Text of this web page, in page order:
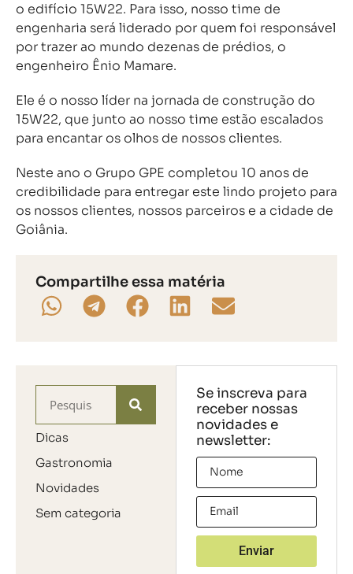
o edifício 15W22. Para isso, nosso time de
engenharia será liderado por quem foi responsável
por trazer ao mundo dezenas de prédios, o
engenheiro Ênio Mamare.
Ele é o nosso líder na jornada de construção do
15W22, que junto ao nosso time estão escalados
para encantar os olhos de nossos clientes.
Neste ano o Grupo GPE completou 10 anos de
credibilidade para entregar este lindo projeto para
os nossos clientes, nossos parceiros e a cidade de
Goiânia.
Compartilhe essa matéria
Dicas
Gastronomia
Novidades
Sem categoria
Se inscreva para
receber nossas
novidades e
newsletter:
Enviar